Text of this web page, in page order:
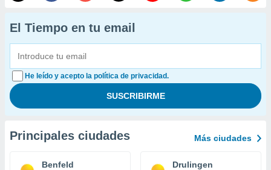
El Tiempo en tu email
He leído y acepto la política de privacidad.
Principales ciudades Más ciudades
Benfeld Drulingen